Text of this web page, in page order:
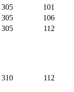
305
101
305
106
305
112
310 112